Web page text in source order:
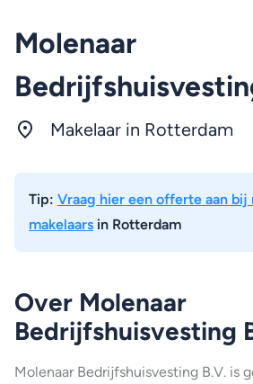
Molenaar
Makelaar in Rotterdam
Tip: Vraag hier een offerte aan bij
makelaars in Rotterdam
Over Molenaar
Bedrijfshuisvesting
Molenaar Bedrijfshuisvesting B.V. is